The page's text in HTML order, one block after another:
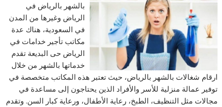
بالشهر بالرياض في
الرياض وغيرها من المدن
في السعودية، هناك عدة
مكاتب تأجير خدامات في
الرياض حى البديعة تقدم
خدماتها بالشهر من خلال
ارقام شغالات بالشهر بالرياض، حيث تعتبر هذه المكاتب متخصصة في
توفير عمالة منزلية للأسر والأفراد الذين يحتاجون إلى مساعدة في
مجالات مثل التنظيف، الطبخ، رعاية الأطفال، ورعاية كبار السن. وتقدم